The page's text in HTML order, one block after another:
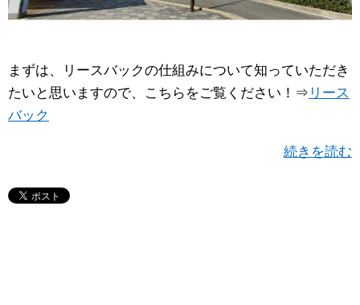
まずは、リースバックの仕組みについて知っていただき
たいと思いますので、こちらをご覧ください！⇒ リース
バック
続きを読む